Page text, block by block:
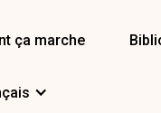
ça marche